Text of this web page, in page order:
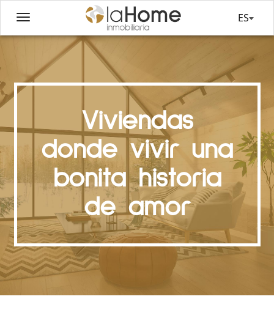
ES
Viviendas
donde vivir una
bonita historia
de amor